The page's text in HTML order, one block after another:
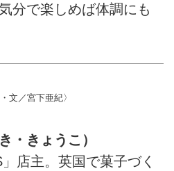
分で楽しめば体調にも
文／宮下亜紀〉
・きょうこ）
店主。英国で菓子づく